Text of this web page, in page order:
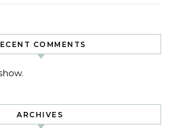
COMMENTS
ARCHIVES